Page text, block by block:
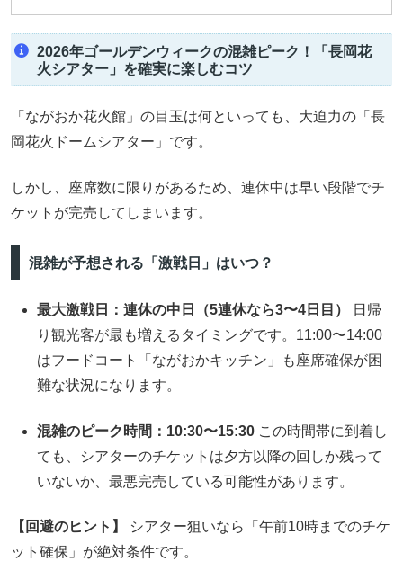
2026年ゴールデンウィークの混雑ピーク！「長岡花
火シアター」を確実に楽しむコツ
「ながおか花火館」の目玉は何といっても、大迫力の「長
岡花火ドームシアター」です。
しかし、座席数に限りがあるため、連休中は早い段階でチ
ケットが完売してしまいます。
混雑が予想される「激戦日」はいつ？
最大激戦日：連休の中日（5連休なら3〜4日目）
日帰
り観光客が最も増えるタイミングです。11:00〜14:00
はフードコート「ながおかキッチン」も座席確保が困
難な状況になります。
混雑のピーク時間：10:30〜15:30 この時間帯に到着し
ても、シアターのチケットは夕方以降の回しか残って
いないか、最悪完売している可能性があります。
【回避のヒント】
シアター狙いなら「午前10時までのチケ
ット確保」が絶対条件です。